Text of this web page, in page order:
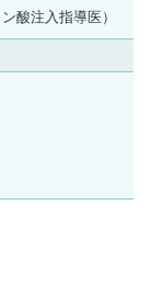
酸注入指導医）